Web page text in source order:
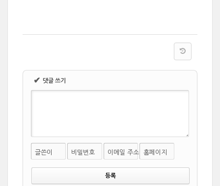
✔ 댓글 쓰기
글쓴이 비밀번호 이메일 주소 홈페이지